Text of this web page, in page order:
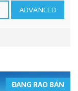
ADVANCED
ĐANG RAO BÁN